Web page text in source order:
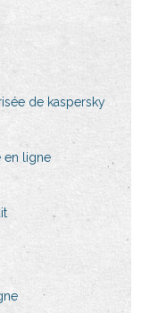
de kaspersky
en ligne